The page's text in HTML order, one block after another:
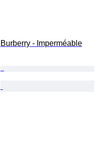
Burberry - Imperméable